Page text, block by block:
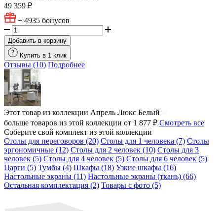
49 359 ₽
+ 4935 бонусов
Добавить в корзину
Купить в 1 клик
Отзывы (10) Подробнее
Этот товар из коллекции Апрель Люкс Белый
больше товаров из этой коллекции от 1 877 ₽ Смотреть все
Соберите свой комплект из этой коллекции
Столы для переговоров (20) Столы для 1 человека (7) Столы
эргономичные (12) Столы для 2 человек (10) Столы для 3
человек (5) Столы для 4 человек (5) Столы для 6 человек (5)
Царги (5) Тумбы (4) Шкафы (18) Узкие шкафы (16)
Настольные экраны (11) Настольные экраны (ткань) (66)
Остальная комплектация (2) Товары с фото (5)